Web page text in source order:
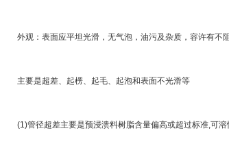
外观：表面应平坦光滑，无气泡，油污及杂质，容许有不阻
主要是超差、起楞、起毛、起泡和表面不光滑等
(1)管径超差主要是预浸溃料树脂含量偏高或超过标准,可溶